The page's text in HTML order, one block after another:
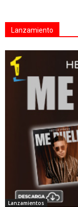
Lanzamiento
Lanzamientos